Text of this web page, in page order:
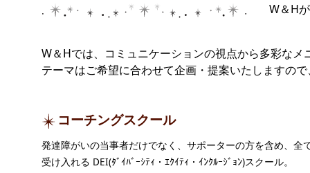
W＆H
W＆Hでは、コミュニケーションの視点から多彩な
テーマはご希望に合わせて企画・提案いたしますの
コーチングスクール
発達障がいの当事者だけでなく、サポーターの方を含め、全
受け入れる DEI(ﾀﾞｲﾊﾞｰｼﾃｨ・ｴｸｲﾃｨ・ｲﾝｸﾙｰｼﾞｮﾝ)スクール。